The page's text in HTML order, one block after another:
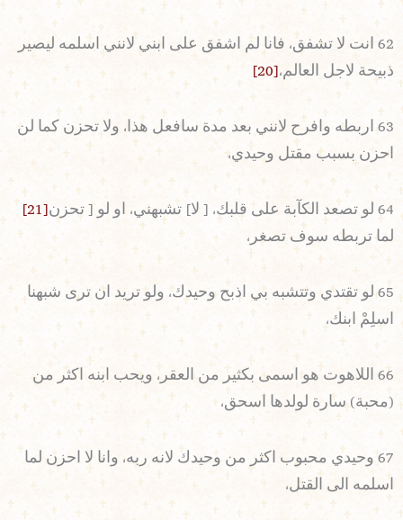
62 انت لا تشفق، فانا لم اشفق على ابني لانني اسلمه ليصير
ذبيحة لاجل العالم، [20]
63 اربطه وافرح لانني بعد مدة سافعل هذا، ولا تحزن كما لن
احزن بسبب مقتل وحيدي،
64 لو تصعد الكآبة على قلبك، [ لا] تشبهني، او لو [ تحزن
[21]
لما تربطه سوف تصغر،
65 لو تقتدي وتتشبه بي اذبح وحيدك، ولو تريد ان ترى شبهنا
اسلِمْ ابنك،
66 اللاهوت هو اسمى بكثير من العقر، ويحب ابنه اكثر من
(محبة) سارة لولدها اسحق،
67 وحيدي محبوب اكثر من وحيدك لانه ربه، وانا لا احزن لما
اسلمه الى القتل،